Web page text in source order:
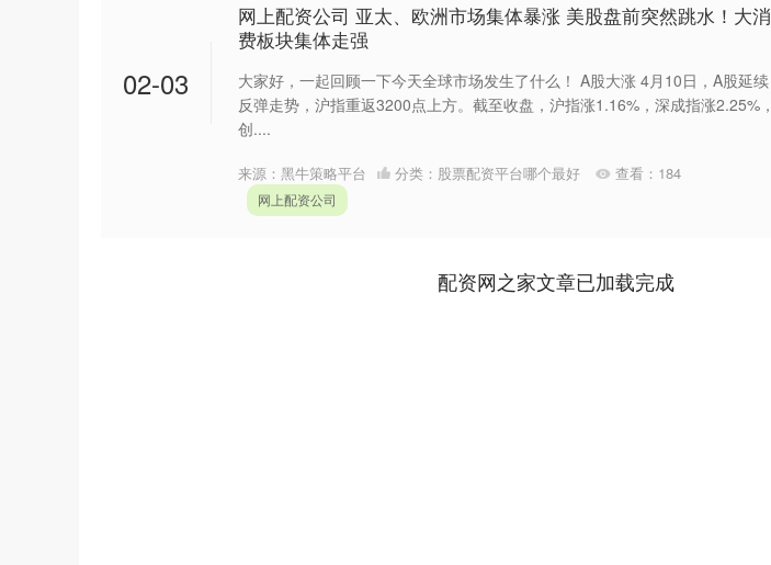
02-03
网上配资公司 亚太、欧洲市场集体暴涨 美股盘前突然跳水！大消
费板块集体走强
大家好，一起回顾一下今天全球市场发生了什么！ A股大涨 4月10日，A股延续
反弹走势，沪指重返3200点上方。截至收盘，沪指涨1.16%，深成指涨2.25%，
创....
来源：黑牛策略平台 分类： 股票配资平台哪个最好 查看： 184
网上配资公司
配资网之家文章已加载完成